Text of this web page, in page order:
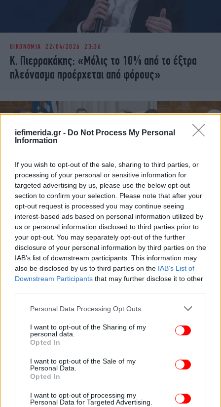
iefimerida.gr - Do Not Process My Personal
Information
If you wish to opt-out of the sale, sharing to third parties, or
processing of your personal or sensitive information for
targeted advertising by us, please use the below opt-out
section to confirm your selection. Please note that after your
opt-out request is processed you may continue seeing
interest-based ads based on personal information utilized by
us or personal information disclosed to third parties prior to
your opt-out. You may separately opt-out of the further
disclosure of your personal information by third parties on the
IAB’s list of downstream participants. This information may
also be disclosed by us to third parties on the IAB’s List of
Downstream Participants that may further disclose it to other
Please note that this website/app uses one or more Google
not limited to your visit or usage behaviour. You may click to
grant or deny consent to Google and its third-party tags to
use your data for below specified purposes in below Google
consent section.
Personal Data Processing Opt Outs
I want to opt-out of the Sharing of my
personal data.
Opted In
I want to opt-out of the Sale of my
Personal Data.
Opted In
I want to opt-out of processing my
Personal Data for Targeted Advertising.
ΟΙΚΟΝΟΜΙΑ 22/04/2026 23:36
Κ. Πιερρακάκης: «Μόλις το 10% από το έξτρα
πλεόνασμα προέρχεται από φόρους»
ΠΟΛΙΤΙΚΗ 07/01/2026 17:18
Ανδρουλάκης σε παραγωγούς λαϊκών αγορών:
«Είμαστε απέναντι στην οριζόντια και άδικη
φορολόγηση»